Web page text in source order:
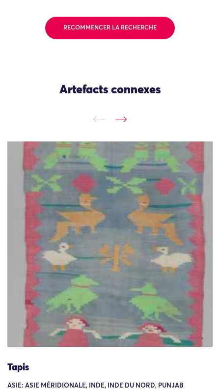
RECOMMENCER LA RECHERCHE
Artefacts connexes
Tapis
ASIE: ASIE MÉRIDIONALE, INDE, INDE DU NORD, PUNJAB